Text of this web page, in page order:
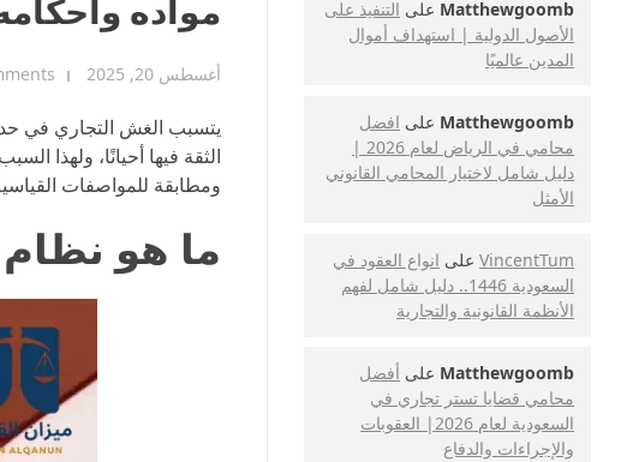
مواده
أغسطس 20, 2025
يتسبب الغش التجاري في
الثقة فيها أحيانًا، ولهذا
ومطابقة للمواصفات
ما هو
Matthewgoomb على التنفيذ على
الأصول الدولية | استهداف أموال
المدين عالميًا
Matthewgoomb على افضل
محامي في الرياض لعام 2026 |
دليل شامل لاختيار المحامي القانوني
الأمثل
VincentTum على انواع العقود في
السعودية 1446.. دليل شامل لفهم
الأنظمة القانونية والتجارية
Matthewgoomb على أفضل
محامي قضايا تستر تجاري في
السعودية لعام 2026| العقوبات
والإجراءات والدفاع